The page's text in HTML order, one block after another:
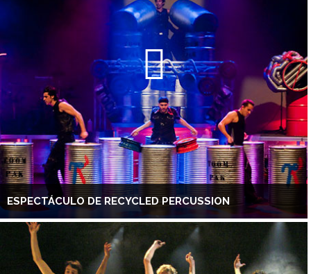
ESPECTÁCULO DE RECYCLED PERCUSSION